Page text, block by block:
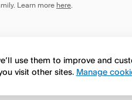
Learn more here.
use them to improve and
visit other sites. Manage